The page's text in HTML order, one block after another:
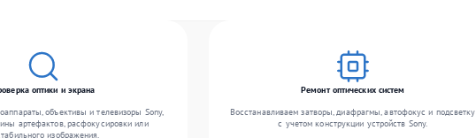
оптики и экрана
объективы и телевизоры Sony,
артефактов, расфокусировки или
изображения.
Ремонт оптических систем
Восстанавливаем затворы, диафрагмы, автофокус и подсветку
с учетом конструкции устройств Sony.